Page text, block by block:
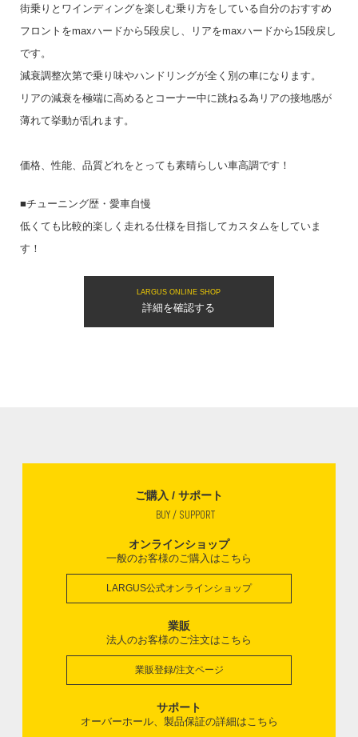
街乗りとワインディングを楽しむ乗り方をしている自分のおすすめ
フロントをmaxハードから5段戻し、リアをmaxハードから15段戻し
です。
減衰調整次第で乗り味やハンドリングが全く別の車になります。
リアの減衰を極端に高めるとコーナー中に跳ねる為リアの接地感が
薄れて挙動が乱れます。
価格、性能、品質どれをとっても素晴らしい車高調です！
■チューニング歴・愛車自慢
低くても比較的楽しく走れる仕様を目指してカスタムをしていま
す！
LARGUS ONLINE SHOP
詳細を確認する
ご購入 / サポート
BUY / SUPPORT
オンラインショップ
一般のお客様のご購入はこちら
LARGUS公式オンラインショップ
業販
法人のお客様のご注文はこちら
業販登録/注文ページ
サポート
オーバーホール、製品保証の詳細はこちら